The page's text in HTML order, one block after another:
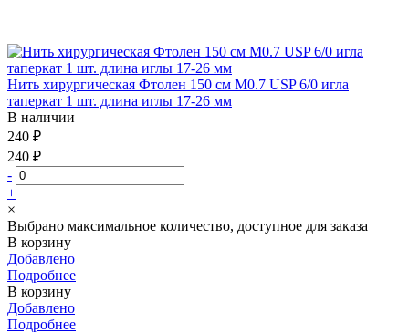
Нить хирургическая Фтолен 150 см М0.7 USP 6/0 игла
таперкат 1 шт. длина иглы 17-26 мм
В наличии
240 ₽
240 ₽
-
+
×
Выбрано максимальное количество, доступное для заказа
В корзину
Добавлено
Подробнее
В корзину
Добавлено
Подробнее